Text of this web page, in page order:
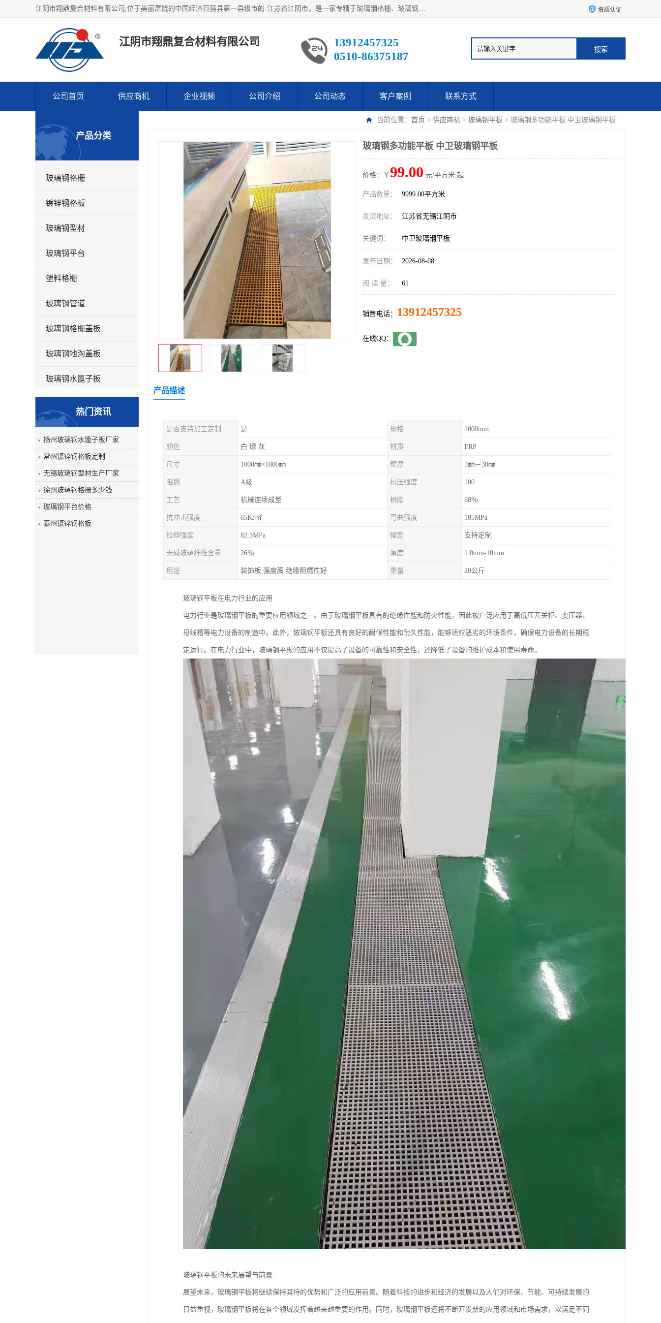
江阴市翔鼎复合材料有限公司,位于美丽富饶的中国经济百强县第一县级市的-江苏省江阴市，是一家专精于玻璃钢格栅、玻璃钢新材料,镀锌钢格板，机械设备生产制造及研发的科技型企业；公司产品已销往了世界多个国家和地区，公司人决心加倍努力愿与广大社会同仁精诚合作共创辉煌！ 资质认证
江阴市翔鼎复合材料有限公司
13912457325
0510-86375187
公司首页 供应商机 企业视频 公司介绍 公司动态 客户案例 联系方式
当前位置： 首页 > 供应商机 > 玻璃钢平板 > 玻璃钢多功能平板 中卫玻璃钢平板
产品分类
玻璃钢格栅
镀锌钢格板
玻璃钢型材
玻璃钢平台
塑料格栅
玻璃钢管道
玻璃钢格栅盖板
玻璃钢地沟盖板
玻璃钢水篦子板
玻璃钢平板
玻璃钢盖板
热门资讯
扬州玻璃钢水篦子板厂家
常州镀锌钢格板定制
无锡玻璃钢型材生产厂家
徐州玻璃钢格栅多少钱
玻璃钢平台价格
泰州镀锌钢格板
玻璃钢多功能平板 中卫玻璃钢平板
价格：￥ 99.00 元/平方米 起
产品数量： 9999.00平方米
发货地址： 江苏省无锡江阴市
关键词： 中卫玻璃钢平板
发布日期： 2026-08-08
阅 读 量： 61
销售电话： 13912457325
在线QQ：
产品描述
是否支持加工定制 是 规格 1000mm
颜色 白 绿 灰 材质 FRP
尺寸 1000㎜×1000㎜ 壁厚 1㎜－30㎜
阻燃 A级 抗压强度 100
工艺 机械连续成型 树脂 68％
抗冲击强度 65KJ㎡ 弯曲强度 185MPa
拉伸强度 82.3MPa 幅宽 支持定制
无碱玻璃纤维含量 26％ 厚度 1.0mm-10mm
用途 装饰板 强度高 绝缘阻燃性好 重量 20公斤
玻璃钢平板在电力行业的应用
电力行业是玻璃钢平板的重要应用领域之一。由于玻璃钢平板具有的绝缘性能和防火性能，因此被广泛应用于高低压开关柜、变压器、
母线槽等电力设备的制造中。此外，玻璃钢平板还具有良好的耐候性能和耐久性能，能够适应恶劣的环境条件，确保电力设备的长期稳
定运行。在电力行业中，玻璃钢平板的应用不仅提高了设备的可靠性和安全性，还降低了设备的维护成本和使用寿命。
玻璃钢平板的未来展望与前景
展望未来，玻璃钢平板将继续保持其特的优势和广泛的应用前景。随着科技的进步和经济的发展以及人们对环保、节能、可持续发展的
日益重视，玻璃钢平板将在各个领域发挥着越来越重要的作用。同时，玻璃钢平板还将不断开发新的应用领域和市场需求，以满足不同